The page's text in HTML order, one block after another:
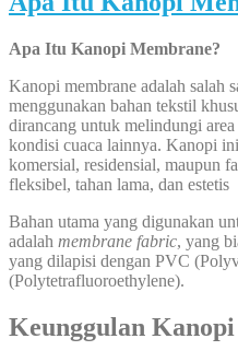
Apa Itu Kanopi Membrane?
Kanopi membrane adalah salah
menggunakan bahan tekstil
dirancang untuk melindungi
kondisi cuaca lainnya. Kanopi
komersial, residensial, maupun
fleksibel, tahan lama, dan estetis
Bahan utama yang digunakan
adalah membrane fabric, yang
yang dilapisi dengan PVC
(Polytetrafluoroethylene).
Keunggulan